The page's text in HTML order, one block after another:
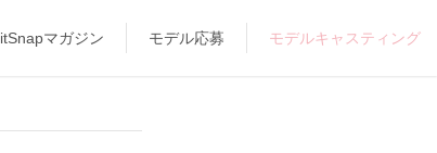
itSnapマガジン モデル応募 モデルキャスティング